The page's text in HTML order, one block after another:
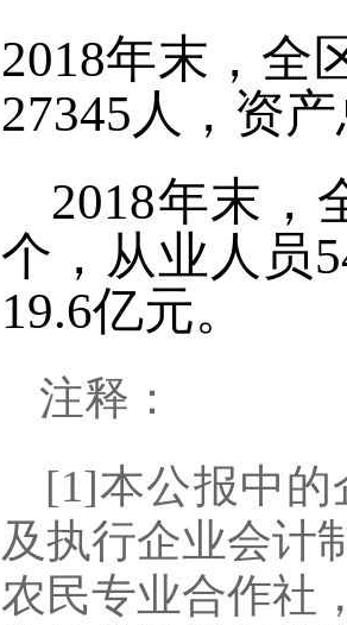
2018年末，全
27345人，资
2018年末，
个，从业人员
19.6亿元。
注释：
[1]本公报中
及执行企业会计
农民专业合作社